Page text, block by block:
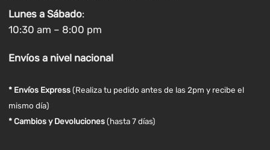
Lunes a Sábado:
10:30 am – 8:00 pm
Envíosa nivel nacional
* Envíos Express(Realiza tu pedido antes de las 2pm y recibe el
mismo día)
* Cambios y Devoluciones (hasta 7 días)